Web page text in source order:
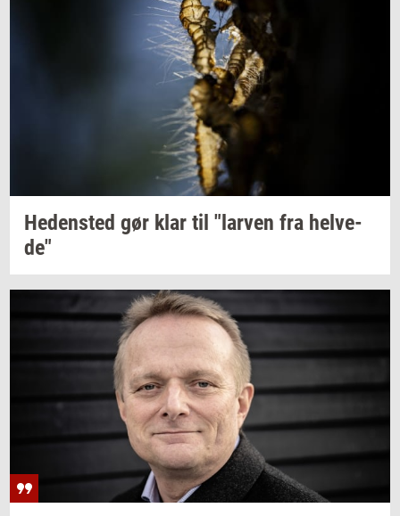
He­den­sted gør klar til "lar­ven fra hel­ve­
de"